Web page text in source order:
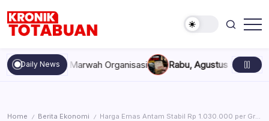
content
Totabuan
hari
ini
Kronik
Daily News
dan Marwah Organisasi Rabu, Agustus 5, 2026 , 11:44
Home / Berita Ekonomi / Harga Emas Antam Stabil Rp 1.030.000 per Gram